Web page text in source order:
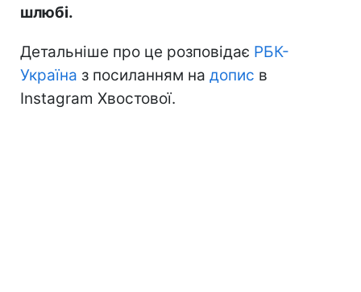
шлюбі.
Детальніше про це розповідає РБК-
Україна з посиланням на допис в
Instagram Хвостової.